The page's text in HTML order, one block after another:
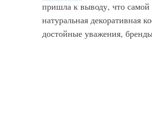
пришла к выводу, что
натуральная декоративная
достойные уважения,